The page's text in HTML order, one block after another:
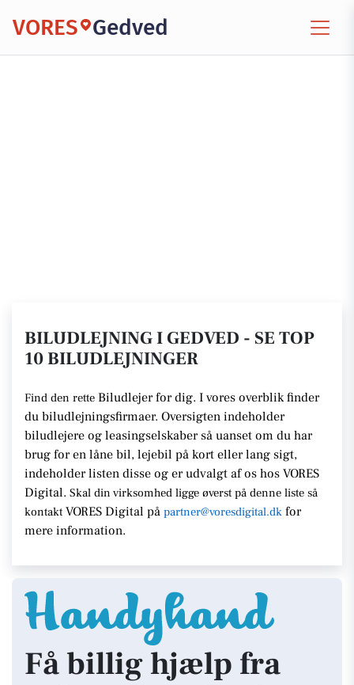
VORES Gedved
BILUDLEJNING I GEDVED - SE TOP
10 BILUDLEJNINGER
Find den rette Biludlejer for dig. I vores overblik finder
du biludlejningsfirmaer. Oversigten indeholder
biludlejere og leasingselskaber så uanset om du har
brug for en låne bil, lejebil på kort eller lang sigt,
indeholder listen disse og er udvalgt af os hos VORES
Digital. Skal din virksomhed ligge øverst på denne liste så
kontakt VORES Digital på partner@voresdigital.dk for
mere information.
Få billig hjælp fra